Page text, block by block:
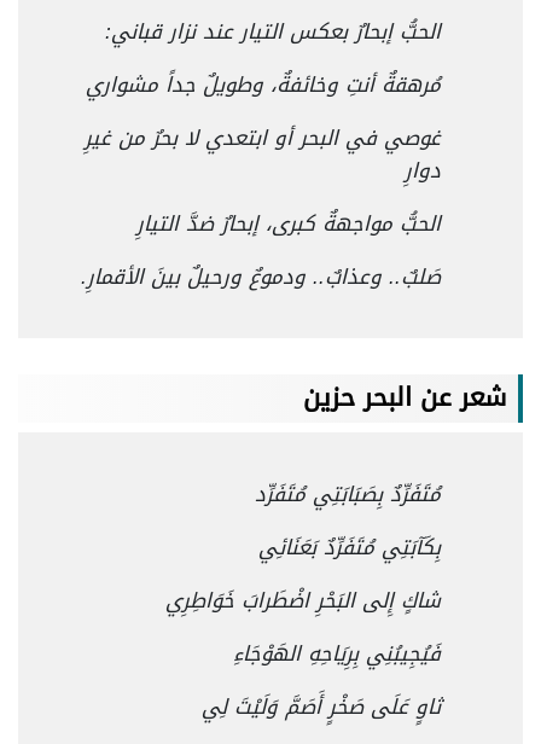
الحبُّ إبحارٌ بعكس التيار عند نزار قباني:
مُرهقةٌ أنتِ وخائفةٌ، وطويلٌ جداً مشواري
غوصي في البحر أو ابتعدي لا بحرٌ من غيرِ
دوارِ
الحبُّ مواجهةٌ كبرى، إبحارٌ ضدَّ التيارِ
صَلبٌ.. وعذابٌ.. ودموعٌ ورحيلٌ بينَ الأقمارِ.
شعر عن البحر حزين
مُتَفَرِّدٌ بِصَبَابَتِي مُتَفَرِّد
بِكَآبَتِي مُتَفَرِّدٌ بَعَنَائِي
شاكٍ إِلى البَحْرِ اضْطَرابَ خَوَاطِرِي
فَيُجِيبُنِي بِرِيَاحِهِ الهَوْجَاءِ
ثاوٍ عَلَى صَخْرٍ أَصَمَّ وَلَيْتَ لِي